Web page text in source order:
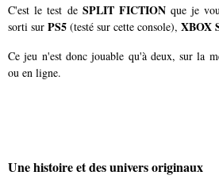
C'est le test de SPLIT FICTIONque je
sorti sur PS5 (testé sur cette console), XBOX
Ce jeu n'est donc jouable qu'à deux, sur la
ou en ligne.
Une histoire et des univers originaux